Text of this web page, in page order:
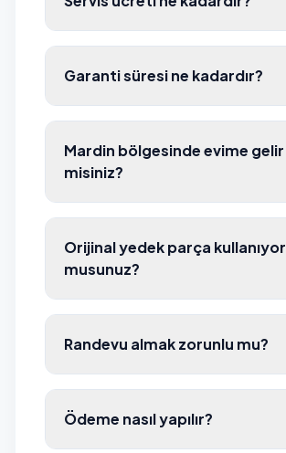
Garanti süresi ne kadardır?
Mardin bölgesinde evime gelir
misiniz?
Orijinal yedek parça kullanıyor
musunuz?
Randevu almak zorunlu mu?
Ödeme nasıl yapılır?